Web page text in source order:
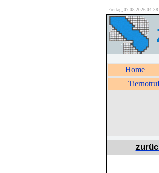
Freitag, 07.08.2026 04:38
Home